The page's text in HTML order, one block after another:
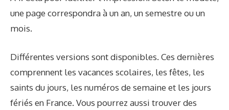
une page correspondra à un an, un semestre ou un
mois.
Différentes versions sont disponibles. Ces dernières
comprennent les vacances scolaires, les fêtes, les
saints du jours, les numéros de semaine et les jours
fériés en France. Vous pourrez aussi trouver des